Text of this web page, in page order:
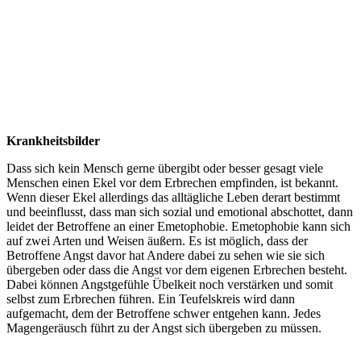
Krankheitsbilder
Dass sich kein Mensch gerne übergibt oder besser gesagt viele
Menschen einen Ekel vor dem Erbrechen empfinden, ist bekannt.
Wenn dieser Ekel allerdings das alltägliche Leben derart bestimmt
und beeinflusst, dass man sich sozial und emotional abschottet, dann
leidet der Betroffene an einer Emetophobie. Emetophobie kann sich
auf zwei Arten und Weisen äußern. Es ist möglich, dass der
Betroffene Angst davor hat Andere dabei zu sehen wie sie sich
übergeben oder dass die Angst vor dem eigenen Erbrechen besteht.
Dabei können Angstgefühle Übelkeit noch verstärken und somit
selbst zum Erbrechen führen. Ein Teufelskreis wird dann
aufgemacht, dem der Betroffene schwer entgehen kann. Jedes
Magengeräusch führt zu der Angst sich übergeben zu müssen.